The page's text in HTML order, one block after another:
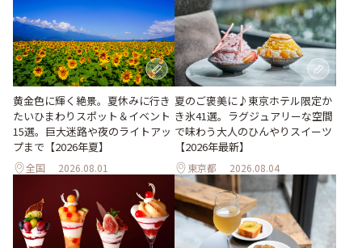
黄金色に輝く絶景。夏休みに行き
たいひまわりスポット＆イベント
15選。巨大迷路や夜のライトアッ
プまで【2026年夏】
全国 2026.08.01
夏のご褒美に♪東京ホテル限定か
き氷41選。ラグジュアリーな空間
で味わう大人のひんやりスイーツ
【2026年最新】
東京都 2026.08.04